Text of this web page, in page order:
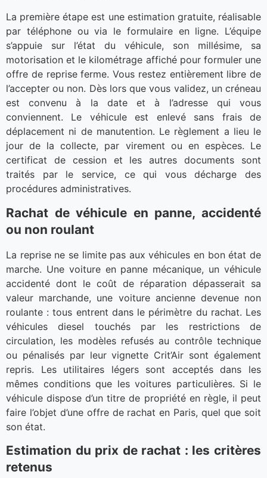
La première étape est une estimation gratuite, réalisable
par téléphone ou via le formulaire en ligne. L’équipe
s’appuie sur l’état du véhicule, son millésime, sa
motorisation et le kilométrage affiché pour formuler une
offre de reprise ferme. Vous restez entièrement libre de
l’accepter ou non. Dès lors que vous validez, un créneau
est convenu à la date et à l’adresse qui vous
conviennent. Le véhicule est enlevé sans frais de
déplacement ni de manutention. Le règlement a lieu le
jour de la collecte, par virement ou en espèces. Le
certificat de cession et les autres documents sont
traités par le service, ce qui vous décharge des
procédures administratives.
Rachat de véhicule en panne, accidenté
ou non roulant
La reprise ne se limite pas aux véhicules en bon état de
marche. Une voiture en panne mécanique, un véhicule
accidenté dont le coût de réparation dépasserait sa
valeur marchande, une voiture ancienne devenue non
roulante : tous entrent dans le périmètre du rachat. Les
véhicules diesel touchés par les restrictions de
circulation, les modèles refusés au contrôle technique
ou pénalisés par leur vignette Crit’Air sont également
repris. Les utilitaires légers sont acceptés dans les
mêmes conditions que les voitures particulières. Si le
véhicule dispose d’un titre de propriété en règle, il peut
faire l’objet d’une offre de rachat en Paris, quel que soit
son état.
Estimation du prix de rachat : les critères
retenus